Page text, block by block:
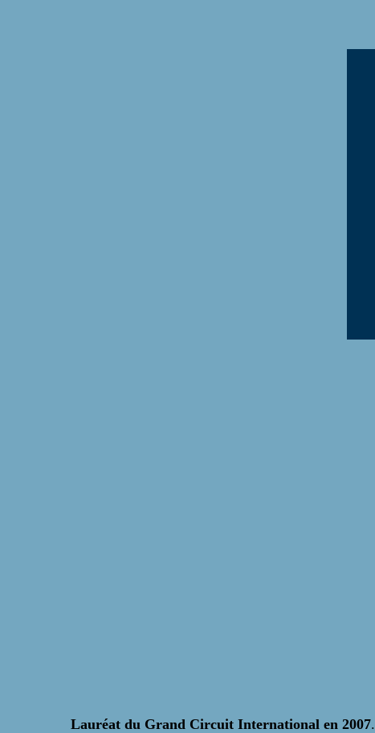
Lauréat du Grand Circuit International en 2007.